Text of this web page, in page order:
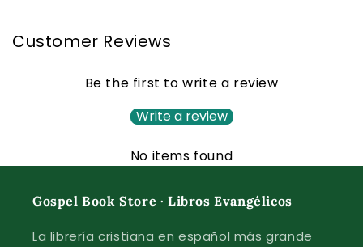
Customer Reviews
Be the first to write a review
Write a review
No items found
Gospel Book Store · Libros Evangélicos
La librería cristiana en español más grande